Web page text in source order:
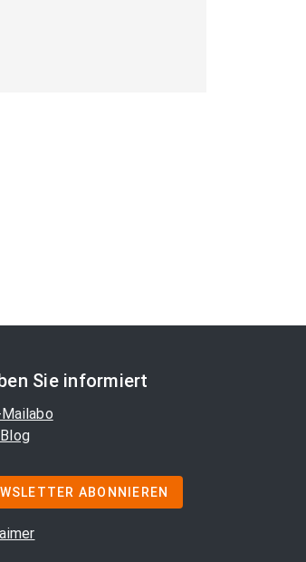
Sie informiert
ABONNIEREN